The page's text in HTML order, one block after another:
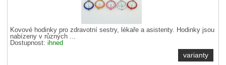
Kovové hodinky pro zdravotní sestry, lékaře a asistenty. Hodinky jsou
nabízeny v různých ...
Dostupnost:ihned
varianty